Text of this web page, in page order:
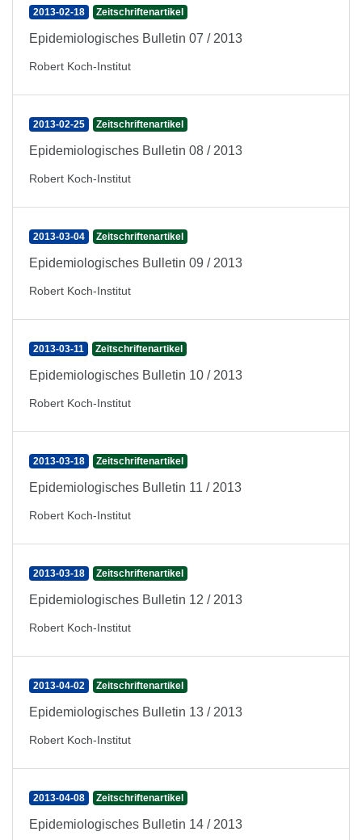
2013-02-18 Zeitschriftenartikel
Epidemiologisches Bulletin 07 / 2013
Robert Koch-Institut
2013-02-25 Zeitschriftenartikel
Epidemiologisches Bulletin 08 / 2013
Robert Koch-Institut
2013-03-04 Zeitschriftenartikel
Epidemiologisches Bulletin 09 / 2013
Robert Koch-Institut
2013-03-11 Zeitschriftenartikel
Epidemiologisches Bulletin 10 / 2013
Robert Koch-Institut
2013-03-18 Zeitschriftenartikel
Epidemiologisches Bulletin 11 / 2013
Robert Koch-Institut
2013-03-18 Zeitschriftenartikel
Epidemiologisches Bulletin 12 / 2013
Robert Koch-Institut
2013-04-02 Zeitschriftenartikel
Epidemiologisches Bulletin 13 / 2013
Robert Koch-Institut
2013-04-08 Zeitschriftenartikel
Epidemiologisches Bulletin 14 / 2013